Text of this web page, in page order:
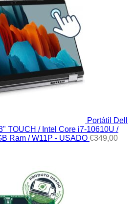
Portátil Dell
TOUCH / Intel Core i7-10610U /
Ram / W11P - USADO €349,00